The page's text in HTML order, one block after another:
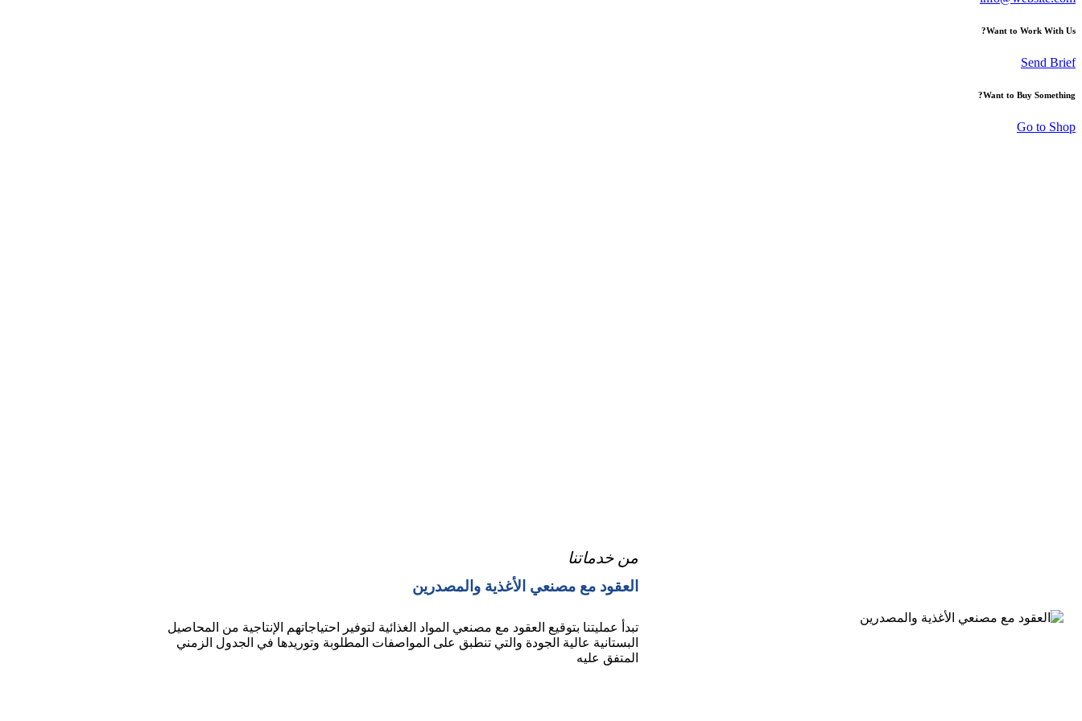
Want to Work With Us?
Send Brief
Want to Buy Something?
Go to Shop
من خدماتنا
العقود مع مصنعي الأغذية والمصدرين
تبدأ عمليتنا بتوقيع العقود مع مصنعي المواد الغذائية لتوفير احتياجاتهم الإنتاجية من المحاصيل
البستانية عالية الجودة والتي تنطبق على المواصفات المطلوبة وتوريدها في الجدول الزمني
المتفق عليه